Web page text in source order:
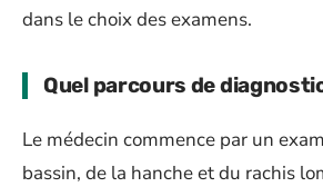
dans le choix des examens.
Quel parcours de
Le médecin commence par un
bassin, de la hanche et du rachis